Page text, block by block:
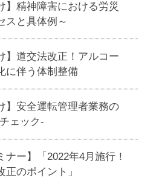
】精神障害における労災
スと具体例～
】道交法改正！アルコー
に伴う体制整備
】安全運転管理者業務の
ェック-
ナー】「2022年4月施行！
のポイント」